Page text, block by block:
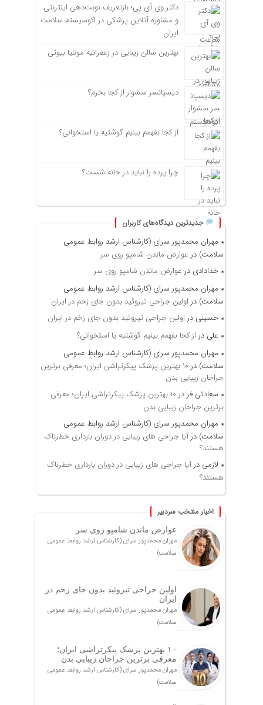
دکتر وی آی پی؛ بازتعریف نوبت‌دهی اینترنتی
و مشاوره آنلاین پزشکی در اکوسیستم سلامت
ایران
بهترین سالن زیبایی در زعفرانیه مونلیا بیوتی
دیسپانسر سشوار از کجا بخرم؟
از کجا بفهمم بینیم گوشتیه یا استخوانی؟
چرا پرده را نباید در خانه شست؟
جدیدترین دیدگاه‌های کاربران
مهران محمدپور سرای (کارشناس ارشد روابط عمومی
سلامت) در عوارض ماندن شامپو روی سر
خدادادی در عوارض ماندن شامپو روی سر
مهران محمدپور سرای (کارشناس ارشد روابط عمومی
سلامت) در اولین جراحی تیروئید بدون جای زخم در ایران
حسینی در اولین جراحی تیروئید بدون جای زخم در ایران
علی در از کجا بفهمم بینیم گوشتیه یا استخوانی؟
مهران محمدپور سرای (کارشناس ارشد روابط عمومی
سلامت) در
۱۰ بهترین پزشک پیکرتراشی ایران؛ معرفی برترین
جراحان زیبایی بدن
سعادتی فر در
۱۰ بهترین پزشک پیکرتراشی ایران؛ معرفی
برترین جراحان زیبایی بدن
مهران محمدپور سرای (کارشناس ارشد روابط عمومی
سلامت) در آیا جراحی های زیبایی در دوران بارداری خطرناک
هستند؟
لازمی در آیا جراحی های زیبایی در دوران بارداری خطرناک
هستند؟
اخبار منتخب سردبیر
عوارض ماندن شامپو روی سر
مهران محمدپور سرای (کارشناس ارشد روابط عمومی
سلامت)
اولین جراحی تیروئید بدون جای زخم در
ایران
مهران محمدپور سرای (کارشناس ارشد روابط عمومی
سلامت)
۱۰ بهترین پزشک پیکرتراشی ایران؛
معرفی برترین جراحان زیبایی بدن
مهران محمدپور سرای (کارشناس ارشد روابط عمومی
سلامت)